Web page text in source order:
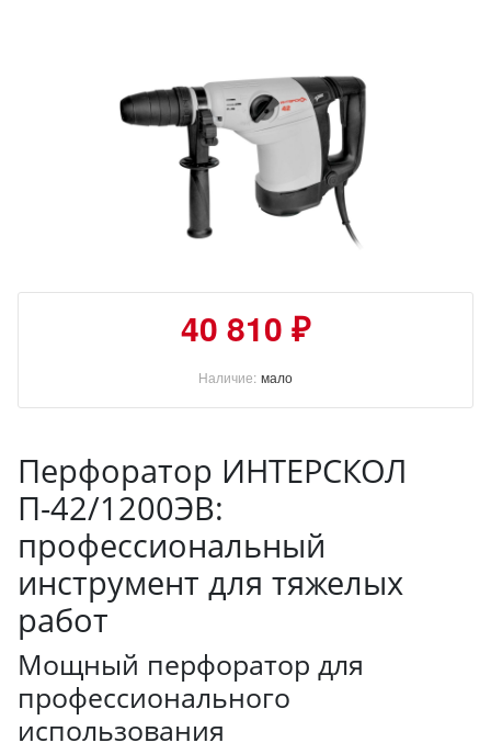
40 810 ₽
Наличие: мало
Перфоратор ИНТЕРСКОЛ
П-42/1200ЭВ:
профессиональный
инструмент для тяжелых
работ
Мощный перфоратор для
профессионального
использования